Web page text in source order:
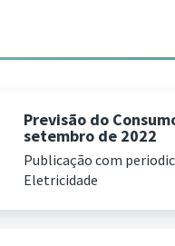
Previsão do
setembro de 2022
Publicação com
Eletricidade